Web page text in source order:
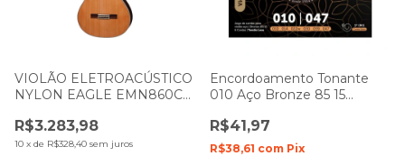
VIOLÃO ELETROACÚSTICO
NYLON EAGLE EMN860C
R$3.283,98
10 x de R$328,40 sem juros
Encordoamento Tonante
010 Aço Bronze 85 15
TNVA10B85
R$41,97
R$38,61 com Pix